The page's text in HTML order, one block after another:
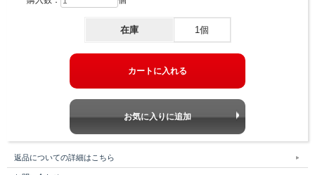
在庫 1個
返品についての詳細はこちら